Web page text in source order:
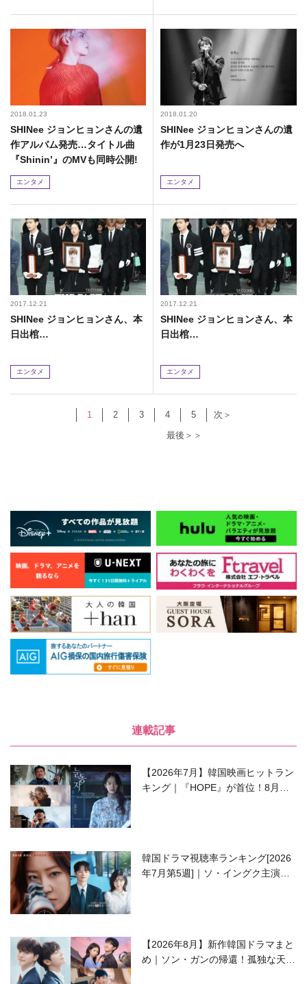
2018.01.23
SHINee ジョンヒョンさんの遺
作アルバム発売…タイトル曲
『Shinin’』のMVも同時公開!
エンタメ
2018.01.20
SHINee ジョンヒョンさんの遺
作が1月23日発売へ
エンタメ
2017.12.21
SHINee ジョンヒョンさん、本
日出棺…
エンタメ
2017.12.21
SHINee ジョンヒョンさん、本
日出棺…
エンタメ
1 2 3 4 5
次＞
最後＞＞
連載記事
【2026年7月】韓国映画ヒットラン
キング｜『HOPE』が首位！8月公
韓国ドラマ視聴率ランキング[2026
年7月第5週]｜ソ・イングク主演の
【2026年8月】新作韓国ドラマまと
め｜ソン・ガンの帰還！孤独な天才